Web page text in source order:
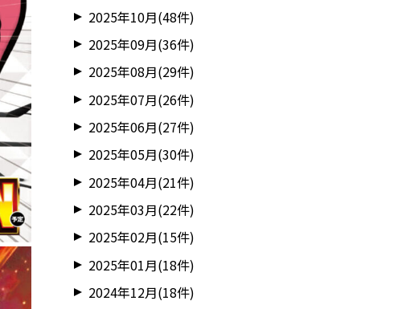
2025年10月(48件)
2025年09月(36件)
2025年08月(29件)
2025年07月(26件)
2025年06月(27件)
2025年05月(30件)
2025年04月(21件)
2025年03月(22件)
2025年02月(15件)
2025年01月(18件)
2024年12月(18件)